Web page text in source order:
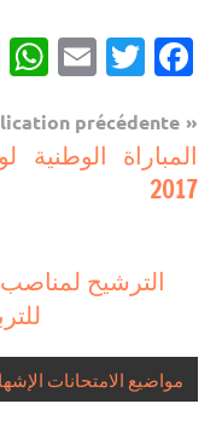
مستجدات
تربوية
Navigation
de
l’article
précédente
2017
الترشيح لمناصب
مواضيع الامتحانات